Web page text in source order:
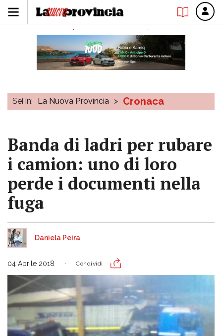
Sei in: La Nuova Provincia > Cronaca
Banda di ladri per rubare
i camion: uno di loro
perde i documenti nella
fuga
Daniela Peira
04 Aprile 2018 Condividi